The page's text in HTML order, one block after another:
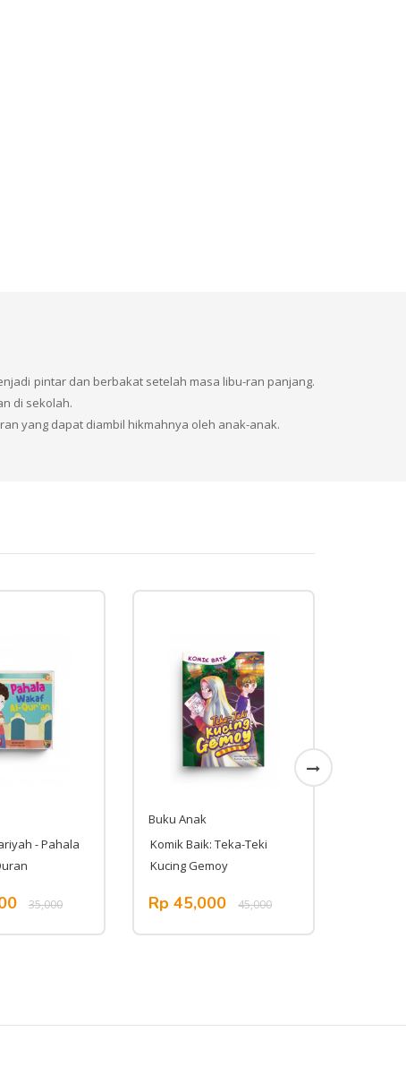
pintar dan berbakat setelah masa libu-ran panjang.
di sekolah.
yang dapat diambil hikmahnya oleh anak-anak.
- Pahala
35,000
Buku Anak
Komik Baik: Teka-Teki
Kucing Gemoy
Rp 45,000 45,000